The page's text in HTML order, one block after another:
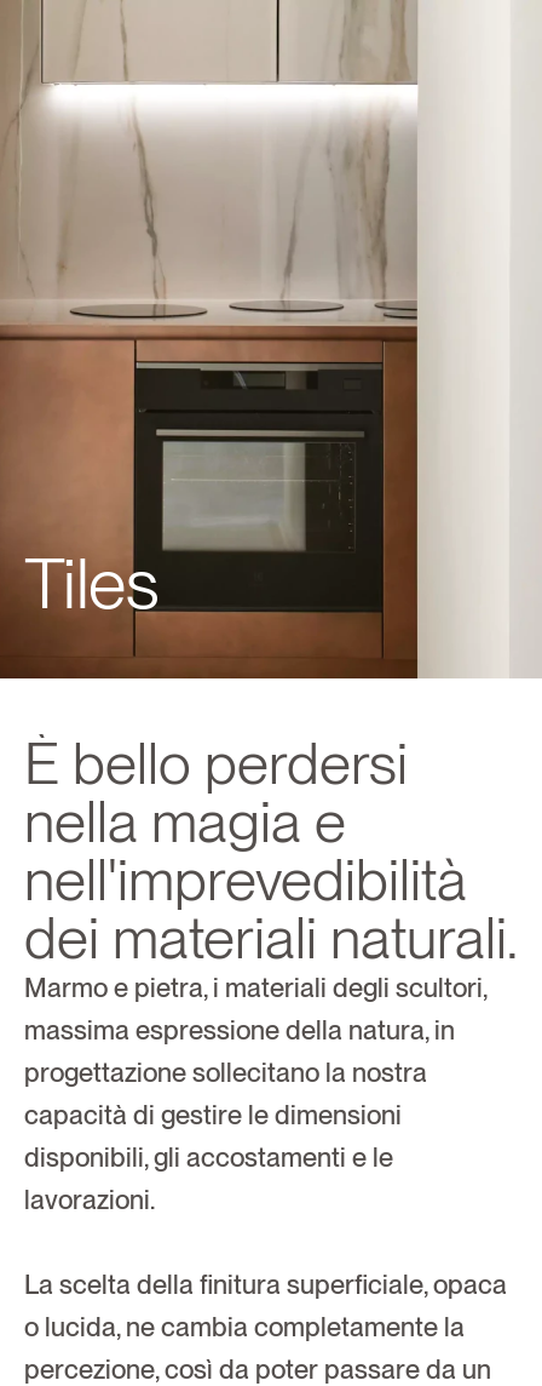
Tiles
È bello perdersi
nella magia e
nell'imprevedibilità
dei materiali naturali.
Marmo e pietra, i materiali degli scultori,
massima espressione della natura, in
progettazione sollecitano la nostra
capacità di gestire le dimensioni
disponibili, gli accostamenti e le
lavorazioni.
La scelta della finitura superficiale, opaca
o lucida, ne cambia completamente la
percezione, così da poter passare da un